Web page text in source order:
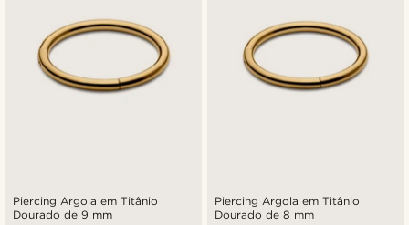
Piercing Argola em Titânio
Dourado de 9 mm
Piercing Argola em Titânio
Dourado de 8 mm